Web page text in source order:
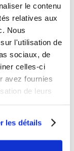
le contenu
relatives aux
Nous
l'utilisation de
sociaux, de
celles-ci
avez fournies
de leurs
les détails